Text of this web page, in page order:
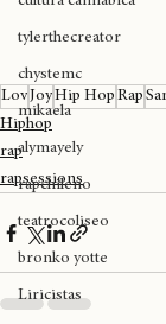
cultura cannábica
tylerthecreator
chystemc
mikaela
alymayely
rapchileno
teatrocoliseo
bronko yotte
Vico C -
LovJoy
Hiphop
rap
rapsessions